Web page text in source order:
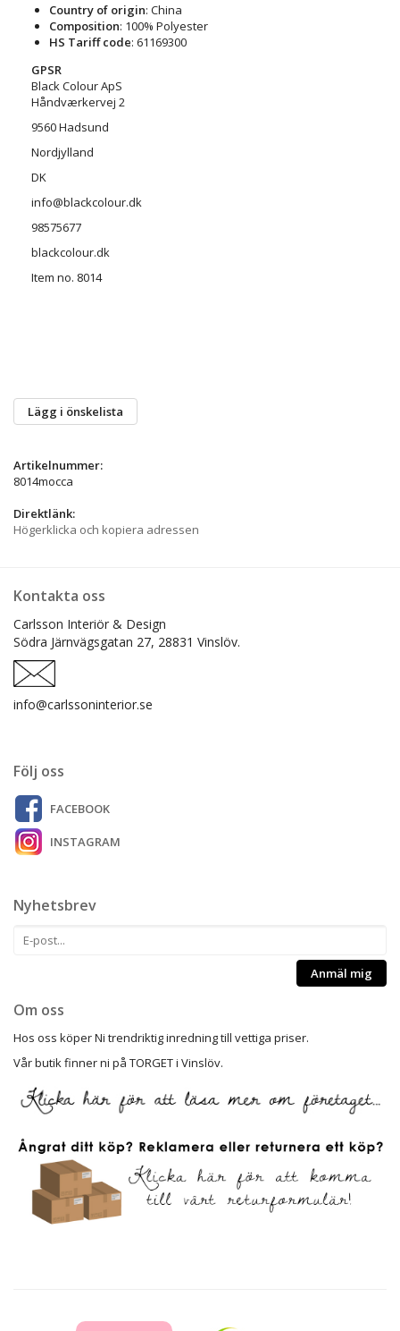
Country of origin: China
Composition: 100% Polyester
HS Tariff code: 61169300
GPSR
Black Colour ApS
Håndværkervej 2
9560 Hadsund
Nordjylland
DK
info@blackcolour.dk
98575677
blackcolour.dk
Item no. 8014
Lägg i önskelista
Artikelnummer:
8014mocca
Direktlänk:
Högerklicka och kopiera adressen
Kontakta oss
Carlsson Interiör & Design
Södra Järnvägsgatan 27, 28831 Vinslöv.
info@carlssoninterior.se
Följ oss
FACEBOOK
INSTAGRAM
Nyhetsbrev
Anmäl mig
Om oss
Hos oss köper Ni trendriktig inredning till vettiga priser.
Vår butik finner ni på TORGET i Vinslöv.